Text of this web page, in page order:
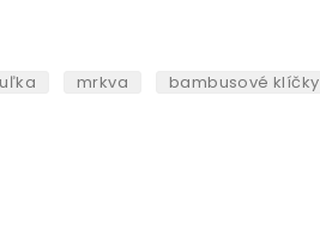
mrkva bambusové klíčky